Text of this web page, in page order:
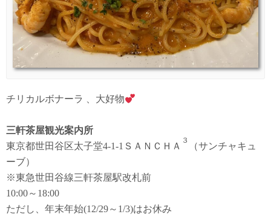
チリカルボナーラ 、大好物
三軒茶屋観光案内所
東京都世田谷区太子堂4-1-1ＳＡＮＣＨＡ
３
（サンチャキュ
ーブ）
※東急世田谷線三軒茶屋駅改札前
10:00～18:00
ただし、年末年始(12/29～1/3)はお休み